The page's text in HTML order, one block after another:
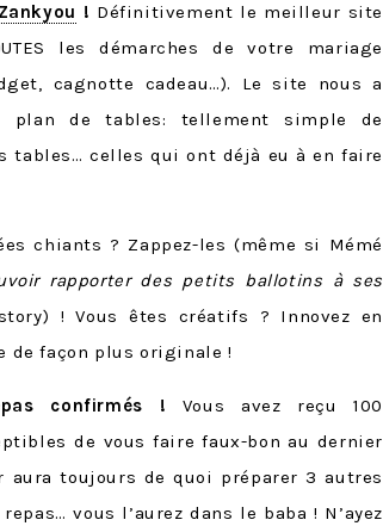
Zankyou ! Définitivement le meilleur site
les démarches de votre mariage
cagnotte cadeau…). Le site nous a
de tables: tellement simple de
tables… celles qui ont déjà eu à en faire
chiants ? Zappez-les (même si Mémé
rapporter des petits ballotins à ses
! Vous êtes créatifs ? Innovez en
de façon plus originale !
confirmés ! Vous avez reçu 100
de vous faire faux-bon au dernier
aura toujours de quoi préparer 3 autres
vous l’aurez dans le baba ! N’ayez